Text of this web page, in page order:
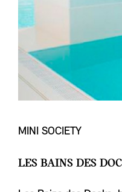
MINI SOCIETY
LES BAINS DES